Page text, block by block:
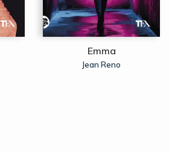
Emma
Jean Reno